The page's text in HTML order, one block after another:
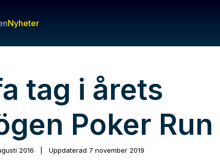
Nyheter
tag i årets
Poker Run
2016 Uppdaterad 7 november 2019